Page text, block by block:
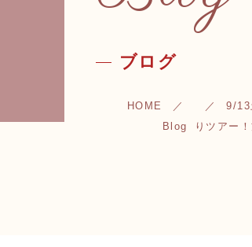
ブログ
HOME
Blog
9/13
りツアー